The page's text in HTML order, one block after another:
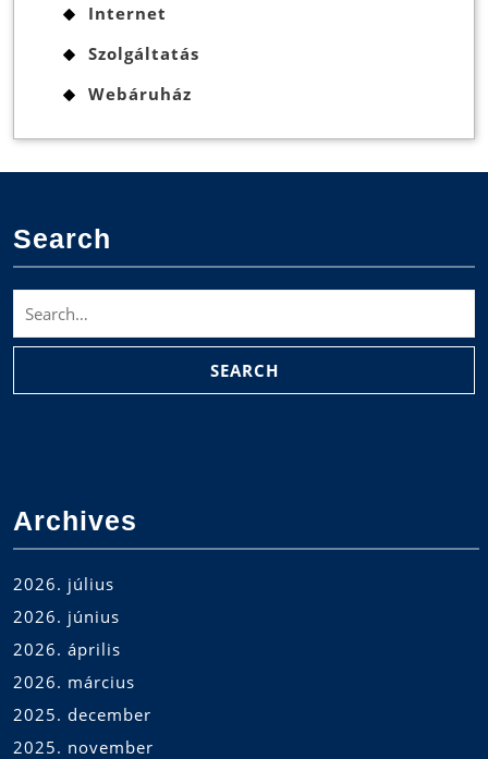
Internet
Szolgáltatás
Webáruház
Search
for:
Archives
2026. július
2026. június
2026. április
2026. március
2025. december
2025. november